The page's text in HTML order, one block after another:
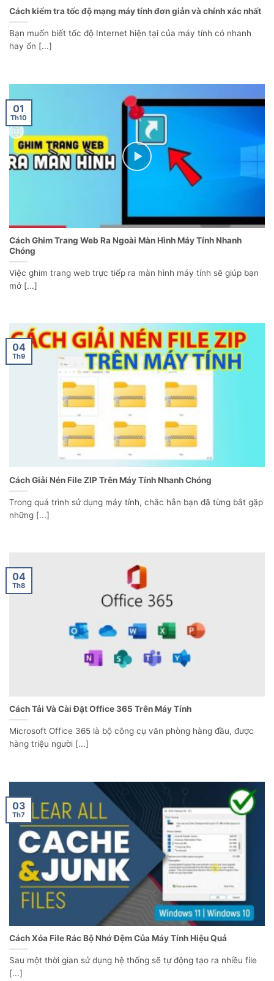
Cách kiểm tra tốc độ mạng máy tính đơn giản và chính xác nhất
Bạn muốn biết tốc độ Internet hiện tại của máy tính có nhanh
hay ổn [...]
Cách Ghim Trang Web Ra Ngoài Màn Hình Máy Tính Nhanh
Chóng
Việc ghim trang web trực tiếp ra màn hình máy tính sẽ giúp bạn
mở [...]
01
Th10
Cách Giải Nén File ZIP Trên Máy Tính Nhanh Chóng
Trong quá trình sử dụng máy tính, chắc hẳn bạn đã từng bắt gặp
những [...]
04
Th9
Cách Tải Và Cài Đặt Office 365 Trên Máy Tính
Microsoft Office 365 là bộ công cụ văn phòng hàng đầu, được
hàng triệu người [...]
04
Th8
Cách Xóa File Rác Bộ Nhớ Đệm Của Máy Tính Hiệu Quả
Sau một thời gian sử dụng hệ thống sẽ tự động tạo ra nhiều file
[...]
03
Th7